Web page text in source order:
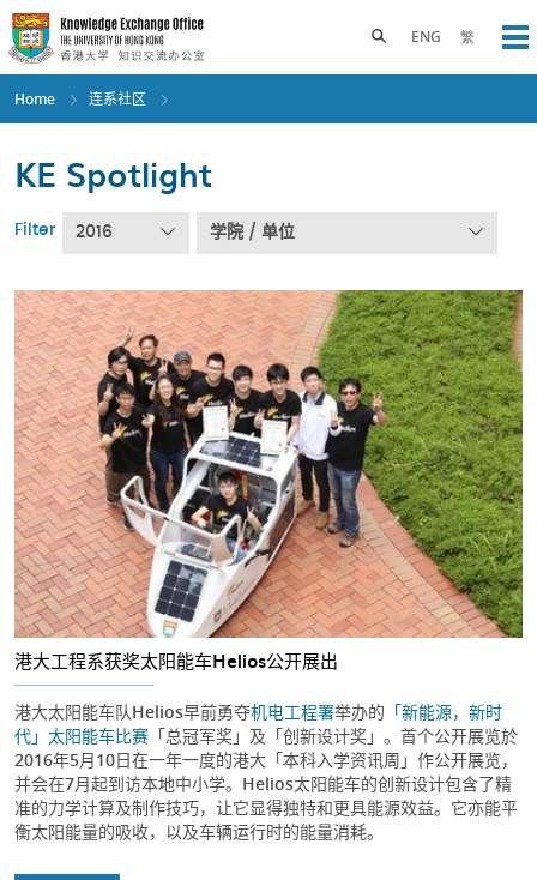
Skip
to
main
content
ENG 繁
Toggle search panel
Home 连系社区
KE Spotlight
Filter 2016 学院 / 单位
港大工程系获奖太阳能车Helios公开展出
港大太阳能车队Helios早前勇夺机电工程署举办的 「新能源，新时
代」太阳能车比赛 「总冠军奖」及「创新设计奖」。首个公开展览於
2016年5月10日在一年一度的港大「本科入学资讯周」作公开展览，
并会在7月起到访本地中小学。Helios太阳能车的创新设计包含了精
准的力学计算及制作技巧，让它显得独特和更具能源效益。它亦能平
衡太阳能量的吸收，以及车辆运行时的能量消耗。